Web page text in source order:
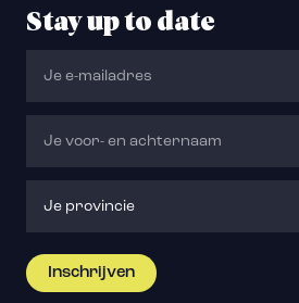
Stay up to date